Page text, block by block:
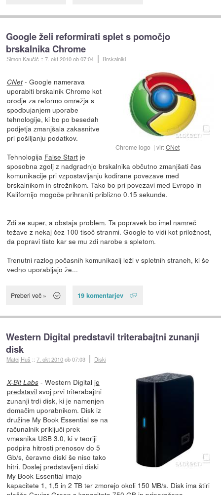
Google želi reformirati splet s pomočjo
brskalnika Chrome
Simon Kaučič ::7. okt 2010ob 07:04 Brskalniki
Chrome logo vir:CNet
CNet- Google namerava
uporabiti brskalnik Chrome kot
orodje za reformo omrežja s
spodbujanjem uporabe
tehnologije, ki bo po besedah
podjetja zmanjšala zakasnitve
pri pošiljanju podatkov.
Tehnologija False Startje
sposobna zgolj z nadgradnjo brskalnika občutno zmanjšati čas
komunikacije pri vzpostavljanju kodirane povezave med
brskalnikom in strežnikom. Tako bo pri povezavi med Evropo in
Kalifornijo mogoče prihraniti priblizno 0.15 sekunde.
Zdi se super, a obstaja problem. Ta popravek bo imel namreč
težave z nekaj čez 100 tisoč stranmi. Google to vidi kot priložnost,
da popravi tisto kar se mu zdi narobe s spletom.
Trenutni razlog počasnih komunikacij leži v spletnih straneh, ki še
vedno uporabljajo že...
Preberi več » 19 komentarjev
Western Digital predstavil triterabajtni zunanji
disk
Matej Huš ::7. okt 2010ob 07:03 Diski
X-Bit Labs- Western Digital je
predstavil svoj prvi triterabajtni
zunanji trdi disk, ki je namenjen
domačim uporabnikom. Disk iz
družine My Book Essential se na
računalnik priključi prek
vmesnika USB 3.0, ki v teoriji
podpira hitrosti prenosov do 5
Gb/s, čeravno diski še niso tako
hitri. Doslej predstavljeni diski
My Book Essential imajo
kapacitete 1, 1,5 in 2 TB ter zmorejo okoli 150 MB/s. Disk ima štiri